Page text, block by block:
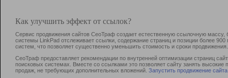
Как улучшить эффект от ссылок?
Сервис продвижения сайтов СеоТраф создает естественную ссылочную
системы LinkPad отслеживает ссылки, содержание страниц и позиции более
систем, что позволяет существенно уменьшить стоимость и сроки продвижения.
СеоТраф предоставляет рекомендации по внутренней оптимизации страниц
поисковых системах. Вместе со ссылками это позволяет сайту занять
продаж, не требующих дополнительных вложений. Запустить продвижение сайта